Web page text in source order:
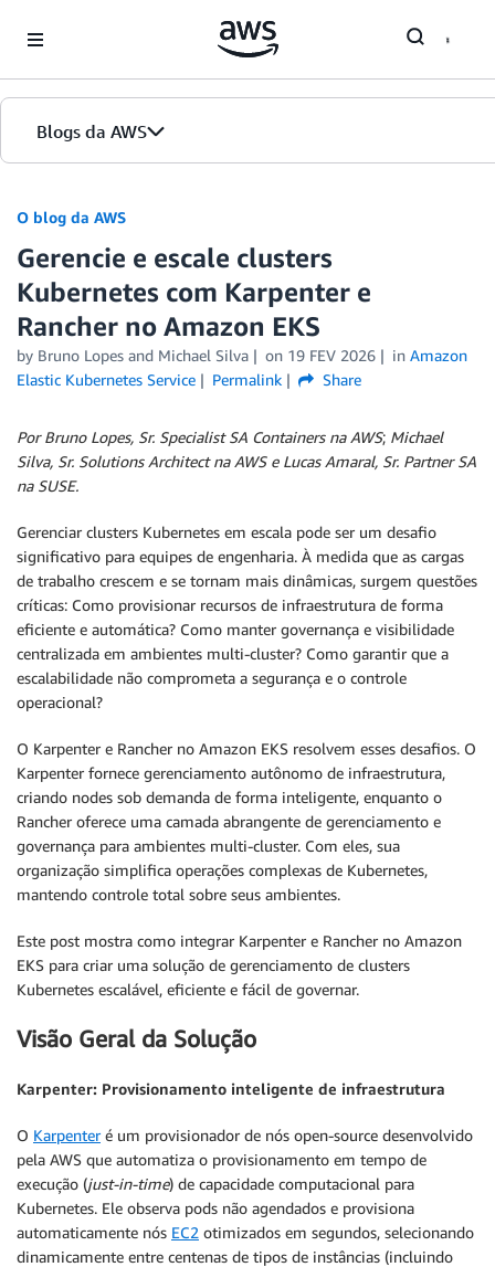
Blogs da AWS
Página inicial
Edições
O blog da AWS
Gerencie e escale clusters
Kubernetes com Karpenter e
Rancher no Amazon EKS
by Bruno Lopes and Michael Silva on 19 FEV 2026 in Amazon
Elastic Kubernetes Service
Permalink Share
Por Bruno Lopes, Sr. Specialist SA Containers na AWS; Michael
Silva, Sr. Solutions Architect na AWS e Lucas Amaral, Sr. Partner SA
na SUSE.
Gerenciar clusters Kubernetes em escala pode ser um desafio
significativo para equipes de engenharia. À medida que as cargas
de trabalho crescem e se tornam mais dinâmicas, surgem questões
críticas: Como provisionar recursos de infraestrutura de forma
eficiente e automática? Como manter governança e visibilidade
centralizada em ambientes multi-cluster? Como garantir que a
escalabilidade não comprometa a segurança e o controle
operacional?
O Karpenter e Rancher no Amazon EKS resolvem esses desafios. O
Karpenter fornece gerenciamento autônomo de infraestrutura,
criando nodes sob demanda de forma inteligente, enquanto o
Rancher oferece uma camada abrangente de gerenciamento e
governança para ambientes multi-cluster. Com eles, sua
organização simplifica operações complexas de Kubernetes,
mantendo controle total sobre seus ambientes.
Este post mostra como integrar Karpenter e Rancher no Amazon
EKS para criar uma solução de gerenciamento de clusters
Kubernetes escalável, eficiente e fácil de governar.
Visão Geral da Solução
Karpenter: Provisionamento inteligente de infraestrutura
O Karpenteré um provisionador de nós open-source desenvolvido
pela AWS que automatiza o provisionamento em tempo de
execução (just-in-time) de capacidade computacional para
Kubernetes. Ele observa pods não agendados e provisiona
automaticamente nós EC2 otimizados em segundos, selecionando
dinamicamente entre centenas de tipos de instâncias (incluindo